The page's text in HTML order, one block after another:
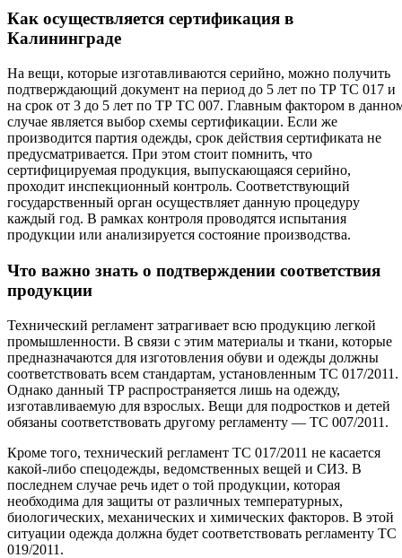
Как осуществляется сертификация в
Калининграде
На вещи, которые изготавливаются серийно, можно получить
подтверждающий документ на период до 5 лет по ТР ТС 017 и
на срок от 3 до 5 лет по ТР ТС 007. Главным фактором в
случае является выбор схемы сертификации. Если же
производится партия одежды, срок действия сертификата не
предусматривается. При этом стоит помнить, что
сертифицируемая продукция, выпускающаяся серийно,
проходит инспекционный контроль. Соответствующий
государственный орган осуществляет данную процедуру
каждый год. В рамках контроля проводятся испытания
продукции или анализируется состояние производства.
Что важно знать о подтверждении соответствия
продукции
Технический регламент затрагивает всю продукцию легкой
промышленности. В связи с этим материалы и ткани, которые
предназначаются для изготовления обуви и одежды должны
соответствовать всем стандартам, установленным ТС 017/2011.
Однако данный ТР распространяется лишь на одежду,
изготавливаемую для взрослых. Вещи для подростков и детей
обязаны соответствовать другому регламенту — ТС 007/2011.
Кроме того, технический регламент ТС 017/2011 не касается
какой-либо спецодежды, ведомственных вещей и СИЗ. В
последнем случае речь идет о той продукции, которая
необходима для защиты от различных температурных,
биологических, механических и химических факторов. В этой
ситуации одежда должна будет соответствовать регламенту ТС
019/2011.